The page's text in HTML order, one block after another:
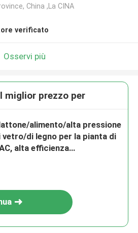
China ,La CINA
verificato
Osservi più
miglior prezzo per
alimento/alta pressione
vetro/di legno per la pianta di
alta efficienza